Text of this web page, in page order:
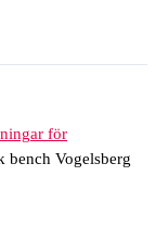
för
bench Vogelsberg